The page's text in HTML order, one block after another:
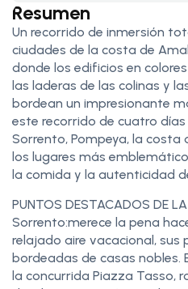
Resumen
Un recorrido de inmersión
ciudades de la costa de
donde los edificios en
las laderas de las colinas y
bordean un impresionante
este recorrido de cuatro
Sorrento, Pompeya, la costa
los lugares más
la comida y la autenticidad
PUNTOS DESTACADOS DE
Sorrento:merece la pena
relajado aire vacacional, sus
bordeadas de casas nobles.
la concurrida Piazza Tasso,